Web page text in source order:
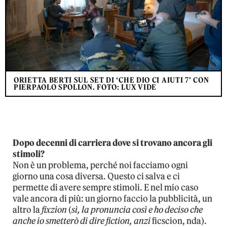
ORIETTA BERTI SUL SET DI ‘CHE DIO CI AIUTI 7’ CON
PIERPAOLO SPOLLON. FOTO: LUX VIDE
Dopo decenni di carriera dove si trovano ancora gli
stimoli?
Non è un problema, perché noi facciamo ogni
giorno una cosa diversa. Questo ci salva e ci
permette di avere sempre stimoli. E nel mio caso
vale ancora di più: un giorno faccio la pubblicità, un
altro lafixzion (sì, la pronuncia così e ho deciso che
anche io smetterò di dire fiction, anzificscion, nda).